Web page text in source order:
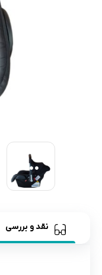
نقد و بررسی